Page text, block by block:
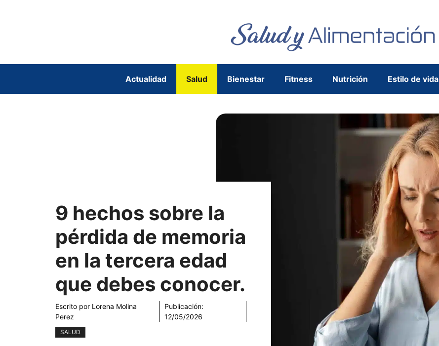
Actualidad Salud Bienestar Fitness Nutrición Estilo de vida
9 hechos sobre la
pérdida de memoria
en la tercera edad
que debes conocer.
Escrito por Lorena Molina
Perez
Publicación:
12/05/2026
SALUD